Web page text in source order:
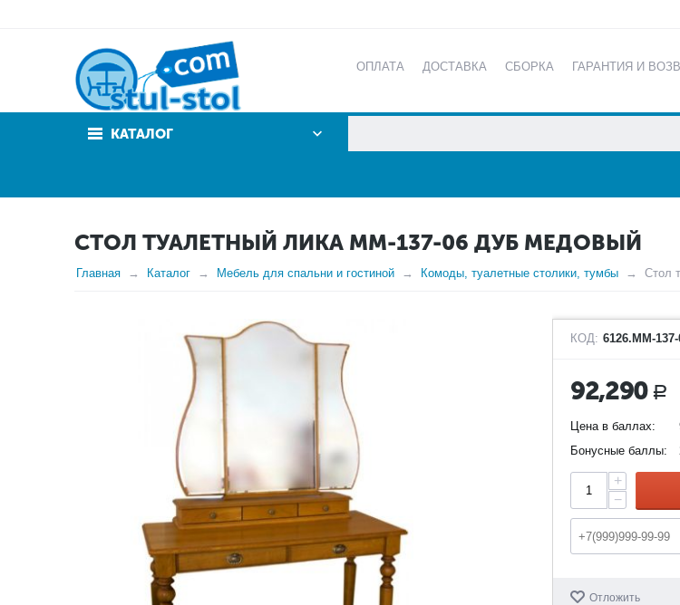
ОПЛАТА ДОСТАВКА СБОРКА ГАРАНТИЯ И
КАТАЛОГ
СТОЛ ТУАЛЕТНЫЙ ЛИКА ММ-137-06 ДУБ МЕДОВЫЙ
Главная Каталог Мебель для спальни и гостиной Комоды, туалетные столики, тумбы Стол
КОД: 6126.ММ-137-
92,290 Р
Цена в баллах:
Бонусные баллы:
+
−
Отложить